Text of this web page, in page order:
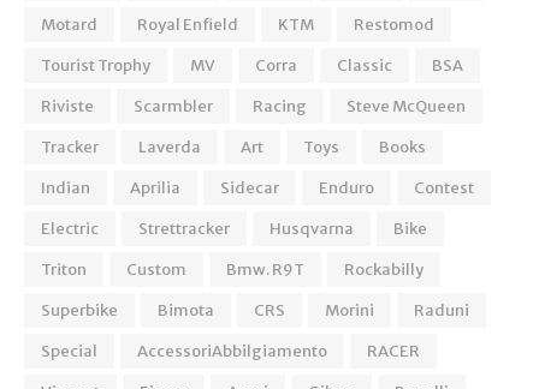
Motard
Royal Enfield KTM
Restomod
Tourist Trophy
MV Corra Classic
BSA
Riviste
Scarmbler Racing
Steve McQueen
Tracker
Laverda Art Toys
Books
Indian
Aprilia Sidecar Enduro
Contest
Electric
Strettracker Husqvarna
Bike
Triton
Custom Bmw. R9T
Rockabilly
Superbike
Bimota CRS Morini
Raduni
Special
AccessoriAbbilgiamento
RACER